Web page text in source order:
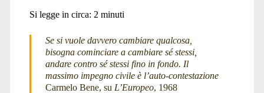
Si legge in circa: 2 minuti
Se si vuole davvero cambiare qualcosa,
bisogna cominciare a cambiare sé stessi,
andare contro sé stessi fino in fondo. Il
massimo impegno civile è l’auto-contestazione
Carmelo Bene, su L’Europeo, 1968